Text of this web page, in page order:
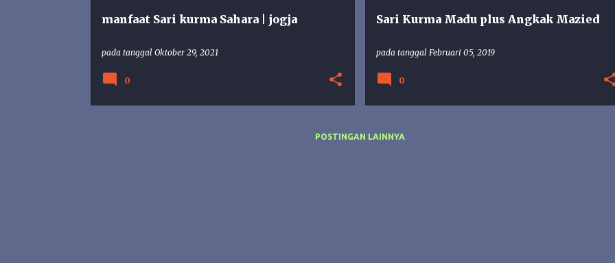
manfaat Sari kurma Sahara | jogja
pada tanggal Oktober 29, 2021
0
Sari Kurma Madu plus Angkak Mazied
pada tanggal Februari 05, 2019
0
POSTINGAN LAINNYA